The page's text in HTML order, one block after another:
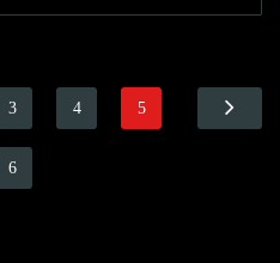
3 4 5
6